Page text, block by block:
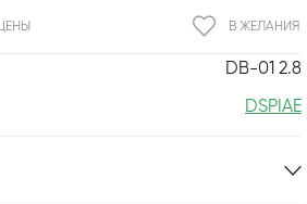
DB-01 2.8
DSPIAE
В ЖЕЛАНИЯ